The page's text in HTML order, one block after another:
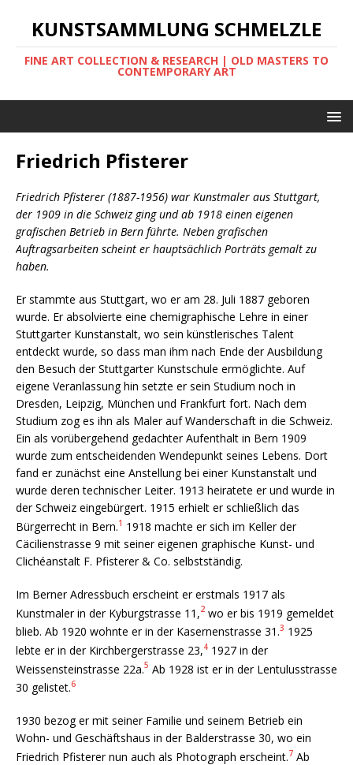
KUNSTSAMMLUNG SCHMELZLE
FINE ART COLLECTION & RESEARCH | OLD MASTERS TO
CONTEMPORARY ART
Friedrich Pfisterer
Friedrich Pfisterer (1887-1956) war Kunstmaler aus Stuttgart,
der 1909 in die Schweiz ging und ab 1918 einen eigenen
grafischen Betrieb in Bern führte. Neben grafischen
Auftragsarbeiten scheint er hauptsächlich Porträts gemalt zu
haben.
Er stammte aus Stuttgart, wo er am 28. Juli 1887 geboren
wurde. Er absolvierte eine chemigraphische Lehre in einer
Stuttgarter Kunstanstalt, wo sein künstlerisches Talent
entdeckt wurde, so dass man ihm nach Ende der Ausbildung
den Besuch der Stuttgarter Kunstschule ermöglichte. Auf
eigene Veranlassung hin setzte er sein Studium noch in
Dresden, Leipzig, München und Frankfurt fort. Nach dem
Studium zog es ihn als Maler auf Wanderschaft in die Schweiz.
Ein als vorübergehend gedachter Aufenthalt in Bern 1909
wurde zum entscheidenden Wendepunkt seines Lebens. Dort
fand er zunächst eine Anstellung bei einer Kunstanstalt und
wurde deren technischer Leiter. 1913 heiratete er und wurde in
der Schweiz eingebürgert. 1915 erhielt er schließlich das
Bürgerrecht in Bern.1 1918 machte er sich im Keller der
Cäcilienstrasse 9 mit seiner eigenen graphische Kunst- und
Clichéanstalt F. Pfisterer & Co. selbstständig.
Im Berner Adressbuch erscheint er erstmals 1917 als
Kunstmaler in der Kyburgstrasse 11,2 wo er bis 1919 gemeldet
blieb. Ab 1920 wohnte er in der Kasernenstrasse 31.3 1925
lebte er in der Kirchbergerstrasse 23,4 1927 in der
Weissensteinstrasse 22a.5 Ab 1928 ist er in der Lentulusstrasse
30 gelistet.6
1930 bezog er mit seiner Familie und seinem Betrieb ein
Wohn- und Geschäftshaus in der Balderstrasse 30, wo ein
Friedrich Pfisterer nun auch als Photograph erscheint.7 Ab